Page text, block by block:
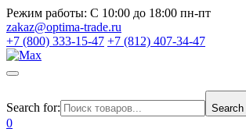
Режим работы: С 10:00 до 18:00 пн-пт
zakaz@optima-trade.ru
+7 (800) 333-15-47 +7 (812) 407-34-47
Search for:
0